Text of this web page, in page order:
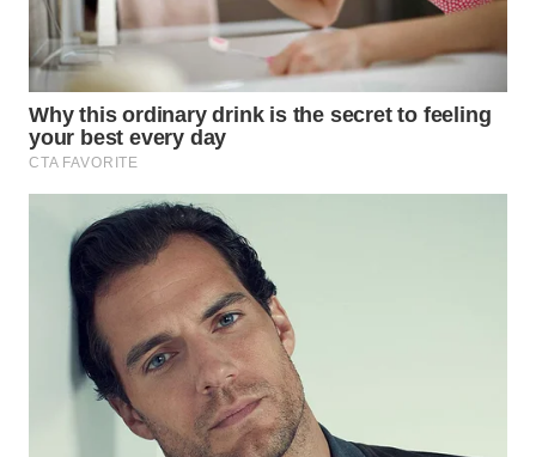
WN
SURABAYA
NATUNA
WN
BINTAN
WN
MANDALIKA
WN
LIKUPANG